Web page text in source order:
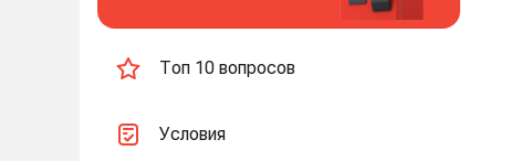
Топ 10 вопросов
Условия